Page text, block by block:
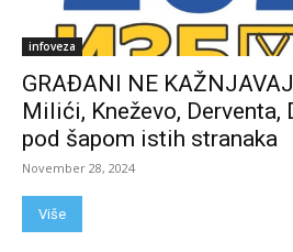
infoveza
GRAĐANI NE
Milići, Kneževo, Derventa,
pod šapom istih stranaka
November 28, 2024
Više